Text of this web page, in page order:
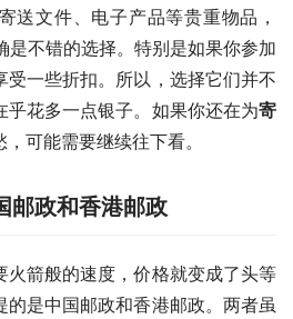
送文件、电子产品等贵重物品，
不错的选择。特别是如果你参加
受一些折扣。所以，选择它们并不
乎花多一点银子。如果你还在为寄
，可能需要继续往下看。
邮政和香港邮政
箭般的速度，价格就变成了头等
的是中国邮政和香港邮政。两者虽